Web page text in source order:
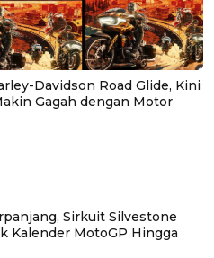
Davidson Road Glide, Kini
Gagah dengan Motor
Sirkuit Silvestone
Kalender MotoGP Hingga